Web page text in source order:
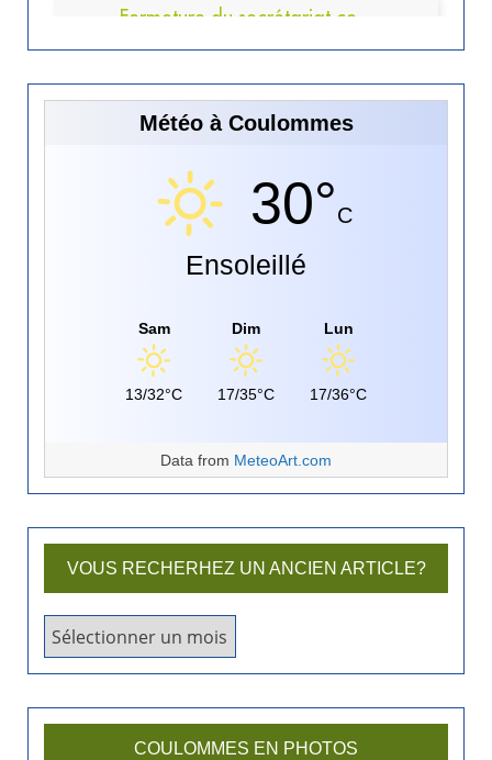
Météo à Coulommes
30°C
Ensoleillé
Sam
13/32°C
Dim
17/35°C
Lun
17/36°C
Data from MeteoArt.com
VOUS RECHERHEZ UN ANCIEN ARTICLE?
V
o
u
s
COULOMMES EN PHOTOS